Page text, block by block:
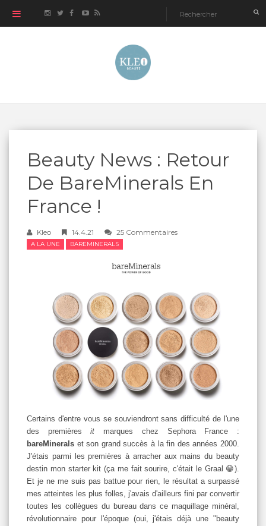
Beauty News : Retour
De BareMinerals En
France !
Kleo 14.4.21 25 Commentaires
A LA UNE BAREMINERALS
Certains d'entre vous se souviendront sans difficulté de l'une
des premièresit marques chez Sephora France :
bareMinerals et son grand succès à la fin des années 2000.
J'étais parmi les premières à arracher aux mains du beauty
destin mon starter kit (ça me fait sourire, c'était le Graal 😁).
Et je ne me suis pas battue pour rien, le résultat a surpassé
mes atteintes les plus folles, j'avais d'ailleurs fini par convertir
toutes les collègues du bureau dans ce maquillage minéral,
révolutionnaire pour l'époque (oui, j'étais déjà une "beauty